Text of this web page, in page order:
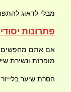
מבלי לדאוג
פתרונות
אם אתם מחפשים
מופרזת ונשירת
הסרת שיער